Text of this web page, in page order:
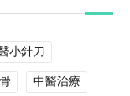
小針刀
中醫治療